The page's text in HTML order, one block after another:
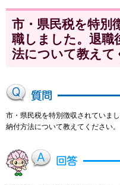
市・県民税を特別
職しました。退職
法について教えて
市・県民税を特別徴収されていま
納付方法について教えてください。